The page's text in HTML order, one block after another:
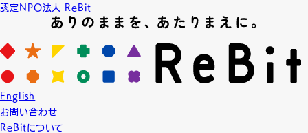
認定NPO法人 ReBit
English
お問い合わせ
ReBitについて
News
ニュース
2016.5.10
台湾最古/最大のLGBT団体と交流